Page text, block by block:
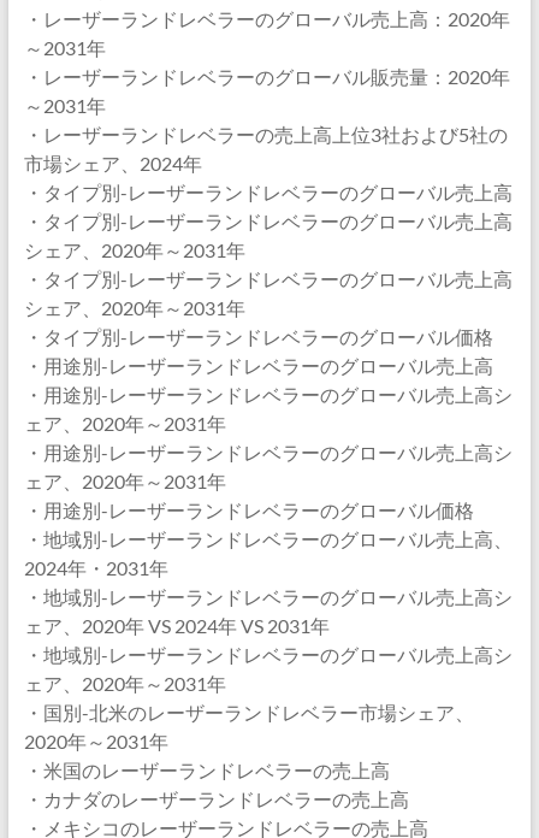
・レーザーランドレベラーのグローバル売上高：2020年
～2031年
・レーザーランドレベラーのグローバル販売量：2020年
～2031年
・レーザーランドレベラーの売上高上位3社および5社の
市場シェア、2024年
・タイプ別-レーザーランドレベラーのグローバル売上高
・タイプ別-レーザーランドレベラーのグローバル売上高
シェア、2020年～2031年
・タイプ別-レーザーランドレベラーのグローバル売上高
シェア、2020年～2031年
・タイプ別-レーザーランドレベラーのグローバル価格
・用途別-レーザーランドレベラーのグローバル売上高
・用途別-レーザーランドレベラーのグローバル売上高シ
ェア、2020年～2031年
・用途別-レーザーランドレベラーのグローバル売上高シ
ェア、2020年～2031年
・用途別-レーザーランドレベラーのグローバル価格
・地域別-レーザーランドレベラーのグローバル売上高、
2024年・2031年
・地域別-レーザーランドレベラーのグローバル売上高シ
ェア、2020年 VS 2024年 VS 2031年
・地域別-レーザーランドレベラーのグローバル売上高シ
ェア、2020年～2031年
・国別-北米のレーザーランドレベラー市場シェア、
2020年～2031年
・米国のレーザーランドレベラーの売上高
・カナダのレーザーランドレベラーの売上高
・メキシコのレーザーランドレベラーの売上高